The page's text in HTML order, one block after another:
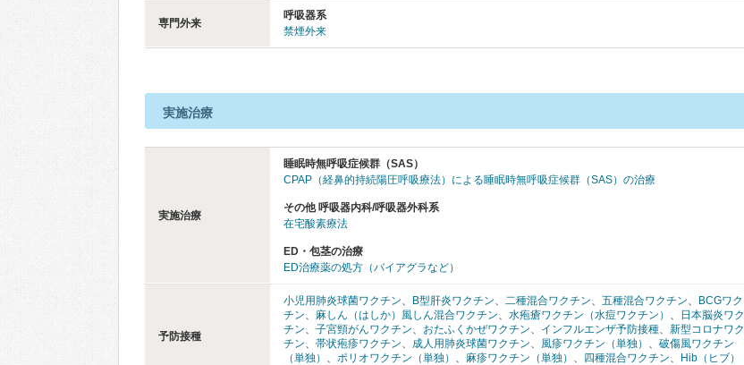
専門外来
呼吸器系
禁煙外来
実施治療
実施治療
睡眠時無呼吸症候群（SAS）
CPAP（経鼻的持続陽圧呼吸療法）による睡眠時無呼吸症候群（SAS）の治療
その他 呼吸器内科/呼吸器外科系
在宅酸素療法
ED・包茎の治療
ED治療薬の処方（バイアグラなど）
予防接種
小児用肺炎球菌ワクチン、 B型肝炎ワクチン、 二種混合ワクチン、 五種混合ワクチン、
BCGワク
チン、 麻しん（はしか）風しん混合ワクチン、 水疱瘡ワクチン（水痘ワクチン） 、
日本脳炎ワク
チン、 子宮頸がんワクチン、 おたふくかぜワクチン、 インフルエンザ予防接種、 新型コロナワク
チン、 帯状疱疹ワクチン、 成人用肺炎球菌ワクチン、 風疹ワクチン（単独） 、 破傷風ワクチン
（単独） 、 ポリオワクチン（単独） 、 麻疹ワクチン（単独） 、 四種混合ワクチン、
Hib（ヒブ）